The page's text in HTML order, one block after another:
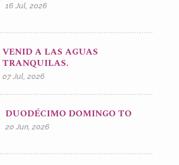
16 Jul, 2026
VENID A LAS AGUAS
TRANQUILAS.
07 Jul, 2026
DUODÉCIMO DOMINGO TO
20 Jun, 2026